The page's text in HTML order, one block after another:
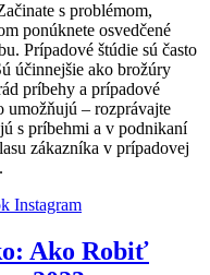
s problémom,
ponúknete osvedčené
Prípadové štúdie sú často
účinnejšie ako brožúry
príbehy a prípadové
umožňujú – rozprávajte
s príbehmi a v podnikaní
zákazníka v prípadovej
Ako Robiť